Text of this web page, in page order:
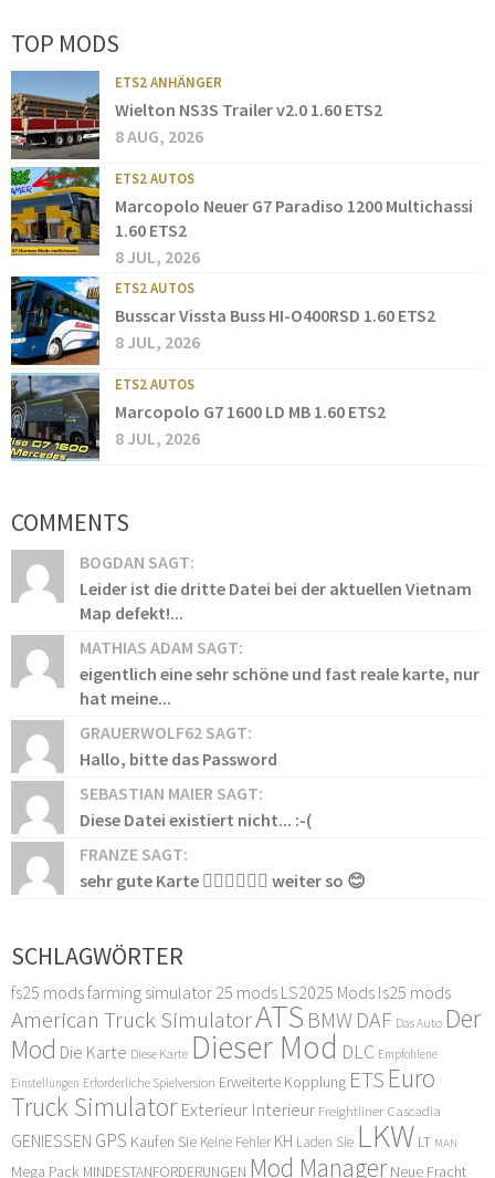
TOP MODS
ETS2 ANHÄNGER
Wielton NS3S Trailer v2.0 1.60 ETS2
8 AUG, 2026
ETS2 AUTOS
Marcopolo Neuer G7 Paradiso 1200 Multichassi
1.60 ETS2
8 JUL, 2026
ETS2 AUTOS
Busscar Vissta Buss HI-O400RSD 1.60 ETS2
8 JUL, 2026
ETS2 AUTOS
Marcopolo G7 1600 LD MB 1.60 ETS2
8 JUL, 2026
COMMENTS
BOGDAN SAGT:
Leider ist die dritte Datei bei der aktuellen Vietnam
Map defekt!...
MATHIAS ADAM SAGT:
eigentlich eine sehr schöne und fast reale karte, nur
hat meine...
GRAUERWOLF62 SAGT:
Hallo, bitte das Password
SEBASTIAN MAIER SAGT:
Diese Datei existiert nicht... :-(
FRANZE SAGT:
sehr gute Karte 👍🏻👍🏻👍🏻 weiter so 😊
SCHLAGWÖRTER
fs25 modsfarming simulator 25 mods LS2025 Mods ls25 mods
American Truck SimulatorATS BMW DAF Das Auto Der
Mod Die Karte Diese Karte Dieser Mod DLC Empfohlene
Einstellungen Erforderliche Spielversion Erweiterte Kopplung ETS Euro
Truck Simulator Exterieur Interieur Freightliner Cascadia
GENIESSEN GPS Kaufen Sie Keine Fehler KH Laden Sie LKW LT MAN
Mega Pack MINDESTANFORDERUNGEN Mod Manager Neue Fracht